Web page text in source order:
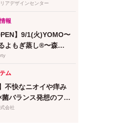
」と回答／『女の転
】
アデザインセンター
報
】9/1(火)YOMO〜
よもぎ蒸し®〜森下
グランドオープン！
ム
不快なニオイや痒み
菌バランス発想のフェ
ープが登場
会社